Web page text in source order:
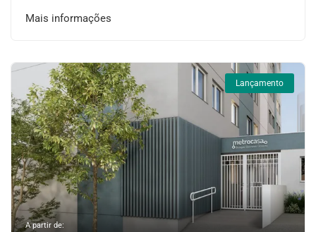
Mais informações
Lançamento
A partir de: